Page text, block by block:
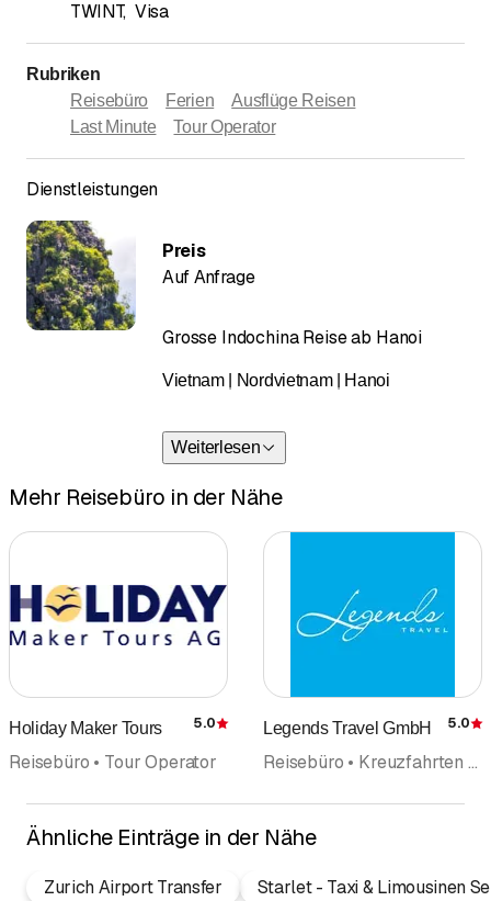
TWINT, Visa
Rubriken
Reisebüro
Ferien
Ausflüge Reisen
Last Minute
Tour Operator
Dienstleistungen
Grosse Indochina Reise ab Hanoi
Vietnam | Nordvietnam | Hanoi
Erleben Sie die Highlights Indochinas
auf einer Reise durch Vietnam,
grossartigen Landschaften werden Sie
kulturellen Schätzen und die herzlichen
Begegnungen mit den Menschen der
einen guten Eindruck der bewegten und
und lässt Sie den einstigen Glanz
grosser Kulturen erahnen. Der Besuch
Kambodscha gehört ebenso ins
Programm wie eine Kreuzfahrt in der
zum Welterbe prämierte Stadt Luang
Weiterlesen
Preis
Auf Anfrage
Mehr Reisebüro in der Nähe
Holiday Maker Tours Bewertung
5.0
Reisebüro • Tour Operator
Legends Travel GmbH 5.0
Reisebüro • Kreuzfahrten • Ferien • Hochzeit • Ausflüge Reisen • Tour Operator • Geschäftsreisen
Ähnliche Einträge in der Nähe
Zurich Airport Transfer
Starlet - Taxi & Limousinen